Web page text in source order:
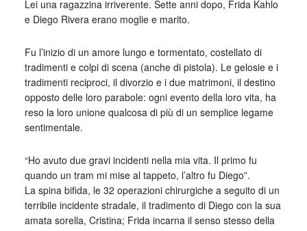
Lei una ragazzina irriverente. Sette anni dopo, Frida Kahlo
e Diego Rivera erano moglie e marito.
Fu l’inizio di un amore lungo e tormentato, costellato di
tradimenti e colpi di scena (anche di pistola). Le gelosie e i
tradimenti reciproci, il divorzio e i due matrimoni, il destino
opposto delle loro parabole: ogni evento della loro vita, ha
reso la loro unione qualcosa di più di un semplice legame
sentimentale.
“Ho avuto due gravi incidenti nella mia vita. Il primo fu
quando un tram mi mise al tappeto, l’altro fu Diego”.
La spina bifida, le 32 operazioni chirurgiche a seguito di un
terribile incidente stradale, il tradimento di Diego con la sua
amata sorella, Cristina; Frida incarna il senso stesso della